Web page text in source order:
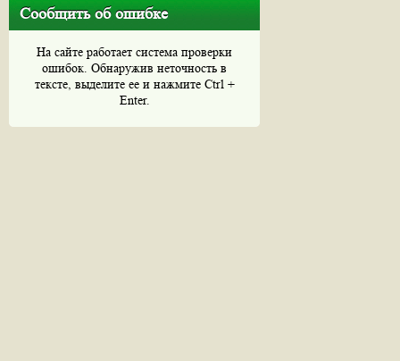
Сообщить об ошибке
На сайте работает система проверки
ошибок. Обнаружив неточность в
тексте, выделите ее и нажмите Ctrl +
Enter.